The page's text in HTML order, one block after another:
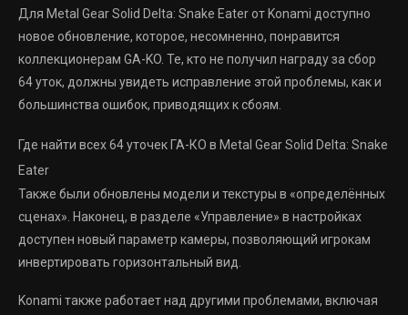
Для Metal Gear Solid Delta: Snake Eater от Konami доступно
новое обновление, которое, несомненно, понравится
коллекционерам GA-KO. Те, кто не получил награду за сбор
64 уток, должны увидеть исправление этой проблемы, как и
большинства ошибок, приводящих к сбоям.
Где найти всех 64 уточек ГА-КО в Metal Gear Solid Delta: Snake
Eater
Также были обновлены модели и текстуры в «определённых
сценах». Наконец, в разделе «Управление» в настройках
доступен новый параметр камеры, позволяющий игрокам
инвертировать горизонтальный вид.
Konami также работает над другими проблемами, включая